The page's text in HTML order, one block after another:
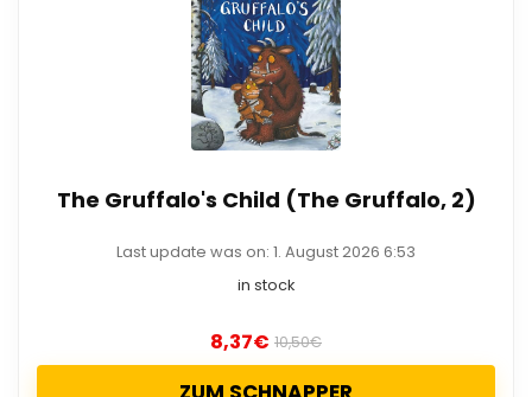
The Gruffalo's Child (The Gruffalo, 2)
Last update was on: 1. August 2026 6:53
in stock
8,37€ 10,50€